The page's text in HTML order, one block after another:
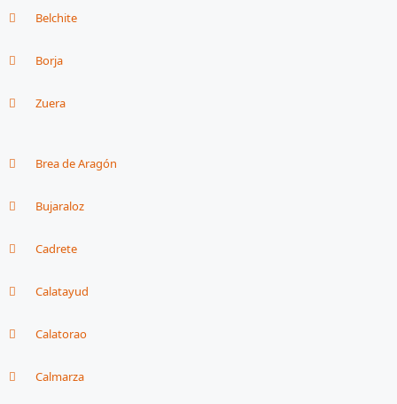
Belchite
Borja
Zuera
Brea de Aragón
Bujaraloz
Cadrete
Calatayud
Calatorao
Calmarza